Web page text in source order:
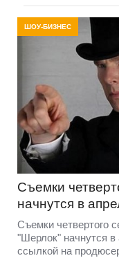
ШОУ-БИЗНЕС
Съемки
начнутся в
Съемки четвертого
"Шерлок" начнутся
ссылкой на